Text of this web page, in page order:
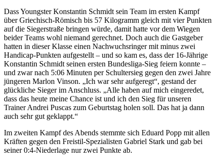
Dass Youngster Konstantin Schmidt sein Team im ersten Kampf
über Griechisch-Römisch bis 57 Kilogramm gleich mit vier Punkten
auf die Siegerstraße bringen würde, damit hatte vor dem Wiegen
beider Teams wohl niemand gerechnet. Doch auch die Gastgeber
hatten in dieser Klasse einen Nachwuchsringer mit minus zwei
Handicap-Punkten aufgestellt – und so kam es, dass der 16-Jährige
Konstantin Schmidt seinen ersten Bundesliga-Sieg feiern konnte –
und zwar nach 5:06 Minuten per Schultersieg gegen den zwei Jahre
jüngeren Marlon Vinson. „Ich war sehr aufgeregt“, gestand der
glückliche Sieger im Anschluss. „Alle haben auf mich eingeredet,
dass das heute meine Chance ist und ich den Sieg für unseren
Trainer Andrei Puscas zum Geburtstag holen soll. Das hat ja dann
auch sehr gut geklappt.“
Im zweiten Kampf des Abends stemmte sich Eduard Popp mit allen
Kräften gegen den Freistil-Spezialisten Gabriel Stark und gab bei
seiner 0:4-Niederlage nur zwei Punkte ab.